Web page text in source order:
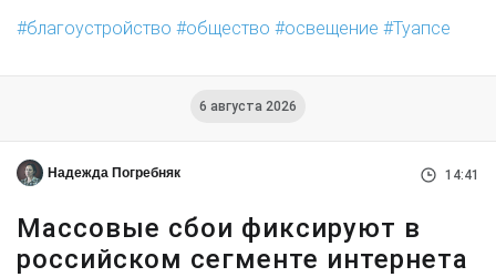
благоустройство
общество освещение Туапсе
6 августа 2026
Надежда Погребняк 14:41
Массовые сбои фиксируют в
российском сегменте интернета